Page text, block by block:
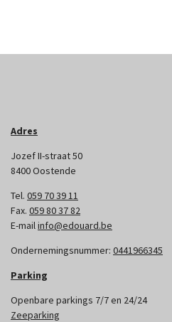
Adres
Jozef II-straat 50
8400 Oostende
Tel. 059 70 39 11
Fax. 059 80 37 82
E-mailinfo@edouard.be
Ondernemingsnummer: 0441966345
Parking
Openbare parkings 7/7 en 24/24
Zeeparking